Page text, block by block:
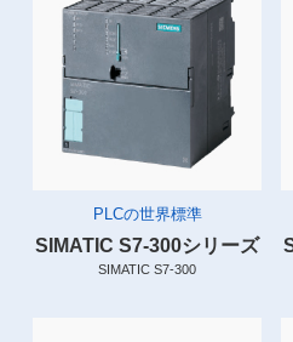
PLCの世界標準
SIMATIC S7-300シリーズ
SIMATIC S7-300